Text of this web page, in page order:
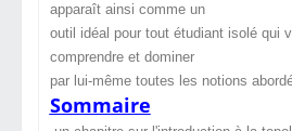
apparaît ainsi comme un
outil idéal pour tout étudiant isolé qui
comprendre et dominer
par lui-même toutes les notions
Sommaire